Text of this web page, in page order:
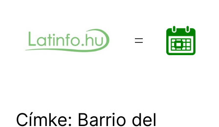
tartalomhoz
Címke: Barrio del